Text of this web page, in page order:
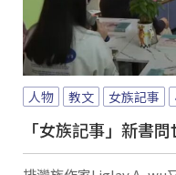
人物 教文 女族記事
「女族記事」新書